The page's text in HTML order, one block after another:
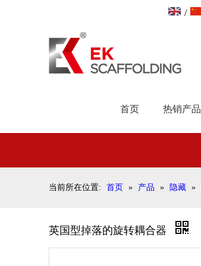
/
首页 热销产品
当前所在位置: 首页 » 产品 » 隐藏 »
英国型掉落的旋转耦合器